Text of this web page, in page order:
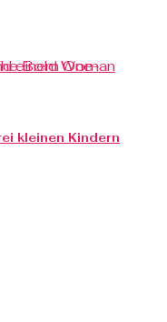
kleinen Kindern